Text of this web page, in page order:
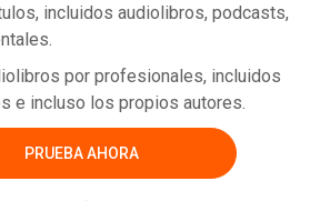
incluidos audiolibros, podcasts,
por profesionales, incluidos
e incluso los propios autores.
PRUEBA AHORA